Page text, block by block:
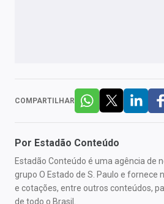
COMPARTILHAR
Por Estadão Conteúdo
Estadão Conteúdo é uma agência de
grupo O Estado de S. Paulo e fornece
e cotações, entre outros conteúdos,
de todo o Brasil.